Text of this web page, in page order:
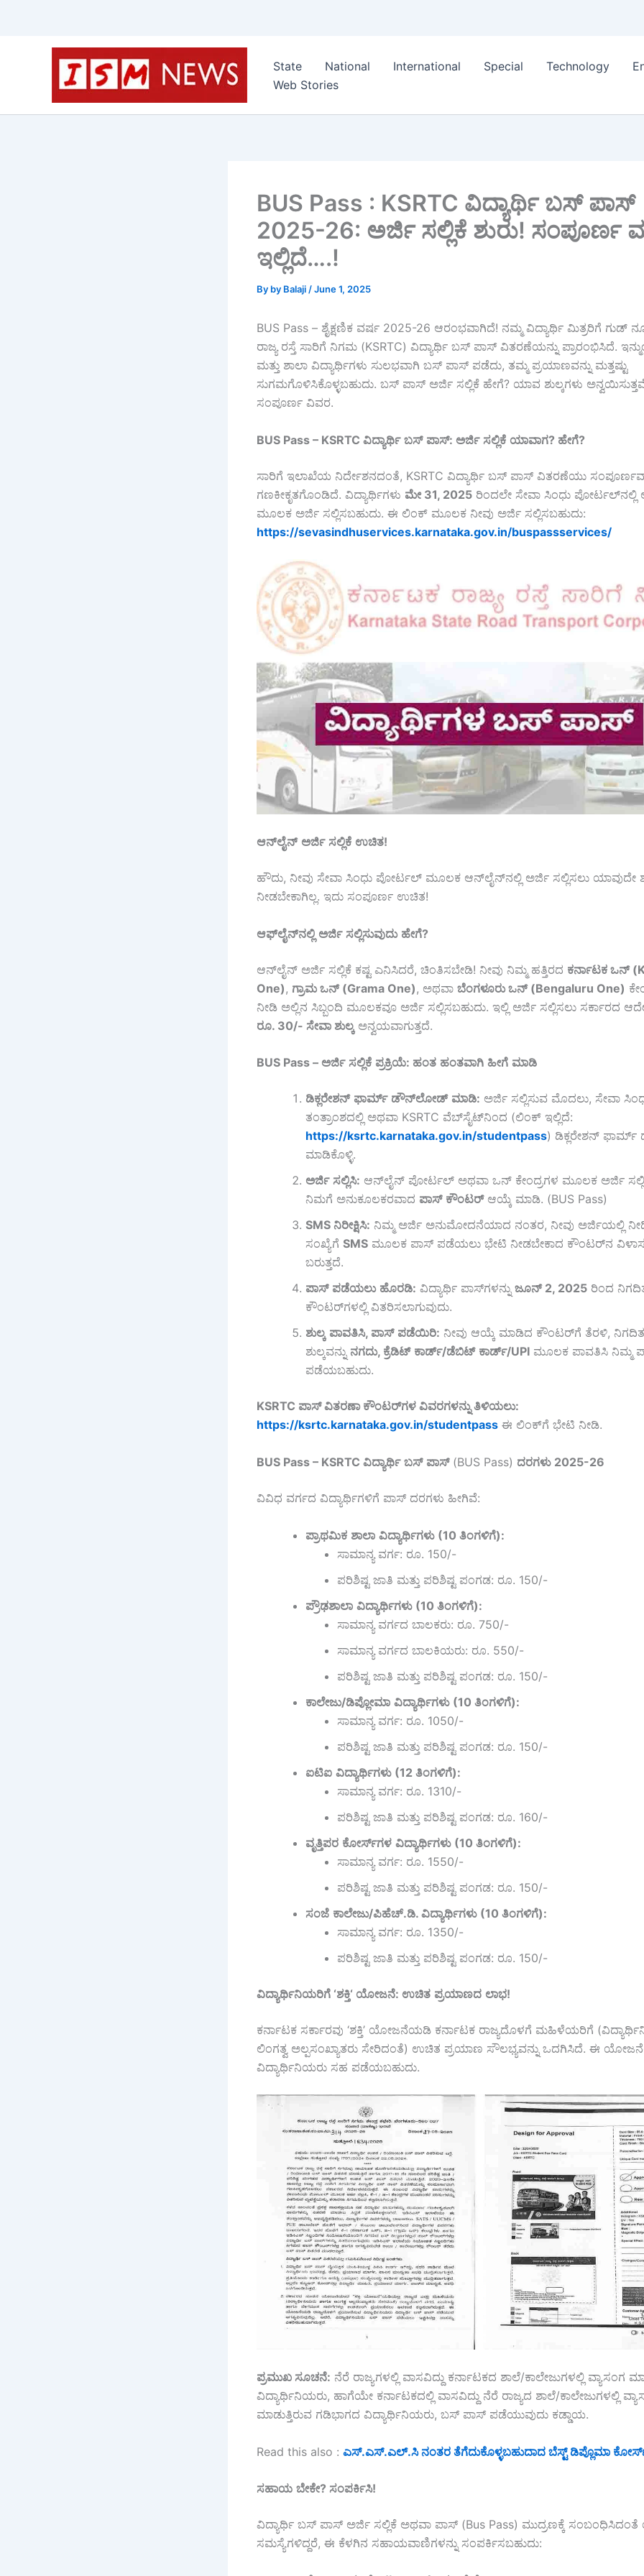
State National International Special Technology
Web Stories
BUS Pass : KSRTC ವಿದ್ಯಾರ್ಥಿ ಬಸ್ ಪಾಸ್
2025-26: ಅರ್ಜಿ ಸಲ್ಲಿಕೆ ಶುರು! ಸಂಪೂರ್ಣ
ಇಲ್ಲಿದೆ….!
By by Balaji /June 1, 2025
BUS Pass – ಶೈಕ್ಷಣಿಕ ವರ್ಷ 2025-26 ಆರಂಭವಾಗಿದೆ! ನಮ್ಮ ವಿದ್ಯಾರ್ಥಿ ಮಿತ್ರರಿಗೆ ಗುಡ್
ರಾಜ್ಯ ರಸ್ತೆ ಸಾರಿಗೆ ನಿಗಮ (KSRTC) ವಿದ್ಯಾರ್ಥಿ ಬಸ್ ಪಾಸ್ ವಿತರಣೆಯನ್ನು ಪ್ರಾರಂಭಿಸಿದೆ.
ಮತ್ತು ಶಾಲಾ ವಿದ್ಯಾರ್ಥಿಗಳು ಸುಲಭವಾಗಿ ಬಸ್ ಪಾಸ್ ಪಡೆದು, ತಮ್ಮ ಪ್ರಯಾಣವನ್ನು ಮತ್ತಷ್ಟು
ಸುಗಮಗೊಳಿಸಿಕೊಳ್ಳಬಹುದು. ಬಸ್ ಪಾಸ್ ಅರ್ಜಿ ಸಲ್ಲಿಕೆ ಹೇಗೆ? ಯಾವ ಶುಲ್ಕಗಳು
ಸಂಪೂರ್ಣ ವಿವರ.
BUS Pass – KSRTC ವಿದ್ಯಾರ್ಥಿ ಬಸ್ ಪಾಸ್: ಅರ್ಜಿ ಸಲ್ಲಿಕೆ ಯಾವಾಗ? ಹೇಗೆ?
ಸಾರಿಗೆ ಇಲಾಖೆಯ ನಿರ್ದೇಶನದಂತೆ, KSRTC ವಿದ್ಯಾರ್ಥಿ ಬಸ್ ಪಾಸ್ ವಿತರಣೆಯು
ಗಣಕೀಕೃತಗೊಂಡಿದೆ. ವಿದ್ಯಾರ್ಥಿಗಳು ಮೇ 31, 2025 ರಿಂದಲೇ ಸೇವಾ ಸಿಂಧು
ಮೂಲಕ ಅರ್ಜಿ ಸಲ್ಲಿಸಬಹುದು. ಈ ಲಿಂಕ್ ಮೂಲಕ ನೀವು ಅರ್ಜಿ ಸಲ್ಲಿಸಬಹುದು:
https://sevasindhuservices.karnataka.gov.in/buspassservices/
ಆನ್ಲೈನ್ ಅರ್ಜಿ ಸಲ್ಲಿಕೆ ಉಚಿತ!
ಹೌದು, ನೀವು ಸೇವಾ ಸಿಂಧು ಪೋರ್ಟಲ್ ಮೂಲಕ ಆನ್‌ಲೈನ್‌ನಲ್ಲಿ ಅರ್ಜಿ ಸಲ್ಲಿಸಲು ಯಾವುದೇ
ನೀಡಬೇಕಾಗಿಲ್ಲ. ಇದು ಸಂಪೂರ್ಣ ಉಚಿತ!
ಆಫ್ಲೈನ್ನಲ್ಲಿ ಅರ್ಜಿ ಸಲ್ಲಿಸುವುದು ಹೇಗೆ?
ಆನ್‌ಲೈನ್ ಅರ್ಜಿ ಸಲ್ಲಿಕೆ ಕಷ್ಟ ಎನಿಸಿದರೆ, ಚಿಂತಿಸಬೇಡಿ! ನೀವು ನಿಮ್ಮ ಹತ್ತಿರದ ಕರ್ನಾಟಕ ಒನ್
One) , ಗ್ರಾಮ ಒನ್ (Grama One) , ಅಥವಾ ಬೆಂಗಳೂರು ಒನ್ (Bengaluru One)
ನೀಡಿ ಅಲ್ಲಿನ ಸಿಬ್ಬಂದಿ ಮೂಲಕವೂ ಅರ್ಜಿ ಸಲ್ಲಿಸಬಹುದು. ಇಲ್ಲಿ ಅರ್ಜಿ ಸಲ್ಲಿಸಲು ಸರ್ಕಾರದ
ರೂ. 30/- ಸೇವಾ ಶುಲ್ಕ ಅನ್ವಯವಾಗುತ್ತದೆ.
BUS Pass – ಅರ್ಜಿ ಸಲ್ಲಿಕೆ ಪ್ರಕ್ರಿಯೆ: ಹಂತ ಹಂತವಾಗಿ ಹೀಗೆ ಮಾಡಿ
ಡಿಕ್ಲರೇಶನ್ ಫಾರ್ಮ್ ಡೌನ್ಲೋಡ್ ಮಾಡಿ: ಅರ್ಜಿ ಸಲ್ಲಿಸುವ ಮೊದಲು, ಸೇವಾ
ತಂತ್ರಾಂಶದಲ್ಲಿ ಅಥವಾ KSRTC ವೆಬ್‌ಸೈಟ್‌ನಿಂದ (ಲಿಂಕ್ ಇಲ್ಲಿದೆ:
https://ksrtc.karnataka.gov.in/studentpass) ಡಿಕ್ಲರೇಶನ್
ಮಾಡಿಕೊಳ್ಳಿ.
ಅರ್ಜಿ ಸಲ್ಲಿಸಿ: ಆನ್‌ಲೈನ್ ಪೋರ್ಟಲ್ ಅಥವಾ ಒನ್ ಕೇಂದ್ರಗಳ ಮೂಲಕ ಅರ್ಜಿ
ನಿಮಗೆ ಅನುಕೂಲಕರವಾದ ಪಾಸ್ ಕೌಂಟರ್ಆಯ್ಕೆ ಮಾಡಿ. (BUS Pass)
SMS ನಿರೀಕ್ಷಿಸಿ: ನಿಮ್ಮ ಅರ್ಜಿ ಅನುಮೋದನೆಯಾದ ನಂತರ, ನೀವು ಅರ್ಜಿಯಲ್ಲಿ
ಸಂಖ್ಯೆಗೆ SMS ಮೂಲಕ ಪಾಸ್ ಪಡೆಯಲು ಭೇಟಿ ನೀಡಬೇಕಾದ ಕೌಂಟರ್‌ನ
ಬರುತ್ತದೆ.
ಪಾಸ್ ಪಡೆಯಲು ಹೊರಡಿ: ವಿದ್ಯಾರ್ಥಿ ಪಾಸ್‌ಗಳನ್ನು ಜೂನ್2, 2025 ರಿಂದ
ಕೌಂಟರ್‌ಗಳಲ್ಲಿ ವಿತರಿಸಲಾಗುವುದು.
ಶುಲ್ಕ ಪಾವತಿಸಿ, ಪಾಸ್ ಪಡೆಯಿರಿ: ನೀವು ಆಯ್ಕೆ ಮಾಡಿದ ಕೌಂಟರ್‌ಗೆ ತೆರಳಿ,
ಶುಲ್ಕವನ್ನು ನಗದು, ಕ್ರೆಡಿಟ್ ಕಾರ್ಡ್/ಡೆಬಿಟ್ ಕಾರ್ಡ್/UPI ಮೂಲಕ ಪಾವತಿಸಿ ನಿಮ್ಮ
ಪಡೆಯಬಹುದು.
KSRTC ಪಾಸ್ವಿತರಣಾ ಕೌಂಟರ್‌ಗಳ ವಿವರಗಳನ್ನುತಿಳಿಯಲು:
https://ksrtc.karnataka.gov.in/studentpass ಈ ಲಿಂಕ್‌ಗೆ ಭೇಟಿ ನೀಡಿ.
BUS Pass – KSRTC ವಿದ್ಯಾರ್ಥಿ ಬಸ್ ಪಾಸ್(BUS Pass) ದರಗಳು 2025-26
ವಿವಿಧ ವರ್ಗದ ವಿದ್ಯಾರ್ಥಿಗಳಿಗೆ ಪಾಸ್ ದರಗಳು ಹೀಗಿವೆ:
ಪ್ರಾಥಮಿಕ ಶಾಲಾ ವಿದ್ಯಾರ್ಥಿಗಳು (10 ತಿಂಗಳಿಗೆ):
ಸಾಮಾನ್ಯ ವರ್ಗ: ರೂ. 150/-
ಪರಿಶಿಷ್ಟ ಜಾತಿ ಮತ್ತು ಪರಿಶಿಷ್ಟ ಪಂಗಡ: ರೂ. 150/-
ಪ್ರೌಢಶಾಲಾ ವಿದ್ಯಾರ್ಥಿಗಳು (10 ತಿಂಗಳಿಗೆ):
ಸಾಮಾನ್ಯ ವರ್ಗದ ಬಾಲಕರು: ರೂ. 750/-
ಸಾಮಾನ್ಯ ವರ್ಗದ ಬಾಲಕಿಯರು: ರೂ. 550/-
ಪರಿಶಿಷ್ಟ ಜಾತಿ ಮತ್ತು ಪರಿಶಿಷ್ಟ ಪಂಗಡ: ರೂ. 150/-
ಕಾಲೇಜು/ಡಿಪ್ಲೋಮಾ ವಿದ್ಯಾರ್ಥಿಗಳು (10 ತಿಂಗಳಿಗೆ):
ಸಾಮಾನ್ಯ ವರ್ಗ: ರೂ. 1050/-
ಪರಿಶಿಷ್ಟ ಜಾತಿ ಮತ್ತು ಪರಿಶಿಷ್ಟ ಪಂಗಡ: ರೂ. 150/-
ಐಟಿಐ ವಿದ್ಯಾರ್ಥಿಗಳು (12 ತಿಂಗಳಿಗೆ):
ಸಾಮಾನ್ಯ ವರ್ಗ: ರೂ. 1310/-
ಪರಿಶಿಷ್ಟ ಜಾತಿ ಮತ್ತು ಪರಿಶಿಷ್ಟ ಪಂಗಡ: ರೂ. 160/-
ವೃತ್ತಿಪರ ಕೋರ್ಸ್ಗಳ ವಿದ್ಯಾರ್ಥಿಗಳು (10 ತಿಂಗಳಿಗೆ):
ಸಾಮಾನ್ಯ ವರ್ಗ: ರೂ. 1550/-
ಪರಿಶಿಷ್ಟ ಜಾತಿ ಮತ್ತು ಪರಿಶಿಷ್ಟ ಪಂಗಡ: ರೂ. 150/-
ಸಂಜೆ ಕಾಲೇಜು/ಪಿಹೆಚ್.ಡಿ. ವಿದ್ಯಾರ್ಥಿಗಳು (10 ತಿಂಗಳಿಗೆ):
ಸಾಮಾನ್ಯ ವರ್ಗ: ರೂ. 1350/-
ಪರಿಶಿಷ್ಟ ಜಾತಿ ಮತ್ತು ಪರಿಶಿಷ್ಟ ಪಂಗಡ: ರೂ. 150/-
ವಿದ್ಯಾರ್ಥಿನಿಯರಿಗೆ ‘ಶಕ್ತಿ‘ ಯೋಜನೆ: ಉಚಿತ ಪ್ರಯಾಣದ ಲಾಭ!
ಕರ್ನಾಟಕ ಸರ್ಕಾರವು ‘ಶಕ್ತಿ’ ಯೋಜನೆಯಡಿ ಕರ್ನಾಟಕ ರಾಜ್ಯದೊಳಗೆ ಮಹಿಳೆಯರಿಗೆ
ಲಿಂಗತ್ವ ಅಲ್ಪಸಂಖ್ಯಾತರು ಸೇರಿದಂತೆ) ಉಚಿತ ಪ್ರಯಾಣ ಸೌಲಭ್ಯವನ್ನು ಒದಗಿಸಿದೆ. ಈ
ವಿದ್ಯಾರ್ಥಿನಿಯರು ಸಹ ಪಡೆಯಬಹುದು.
ಪ್ರಮುಖ ಸೂಚನೆ: ನೆರೆ ರಾಜ್ಯಗಳಲ್ಲಿ ವಾಸವಿದ್ದು ಕರ್ನಾಟಕದ ಶಾಲೆ/ಕಾಲೇಜುಗಳಲ್ಲಿ ವ್ಯಾಸಂಗ
ವಿದ್ಯಾರ್ಥಿನಿಯರು, ಹಾಗೆಯೇ ಕರ್ನಾಟಕದಲ್ಲಿ ವಾಸವಿದ್ದು ನೆರೆ ರಾಜ್ಯದ ಶಾಲೆ/ಕಾಲೇಜುಗಳಲ್ಲಿ
ಮಾಡುತ್ತಿರುವ ಗಡಿಭಾಗದ ವಿದ್ಯಾರ್ಥಿನಿಯರು, ಬಸ್ ಪಾಸ್ ಪಡೆಯುವುದು ಕಡ್ಡಾಯ.
Read this also : ಎಸ್‌.ಎಸ್‌.ಎಲ್‌.ಸಿ ನಂತರ ತೆಗೆದುಕೊಳ್ಳಬಹುದಾದ ಬೆಸ್ಟ್ ಡಿಪ್ಲೊಮಾ
ಸಹಾಯ ಬೇಕೇ? ಸಂಪರ್ಕಿಸಿ!
ವಿದ್ಯಾರ್ಥಿ ಬಸ್ ಪಾಸ್ ಅರ್ಜಿ ಸಲ್ಲಿಕೆ ಅಥವಾ ಪಾಸ್ (Bus Pass) ಮುದ್ರಣಕ್ಕೆ ಸಂಬಂಧಿಸಿದಂತೆ
ಸಮಸ್ಯೆಗಳಿದ್ದರೆ, ಈ ಕೆಳಗಿನ ಸಹಾಯವಾಣಿಗಳನ್ನು ಸಂಪರ್ಕಿಸಬಹುದು: